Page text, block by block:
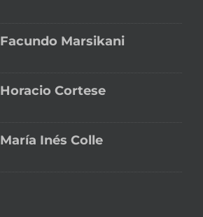
Facundo Marsikani
Horacio Cortese
María Inés Colle